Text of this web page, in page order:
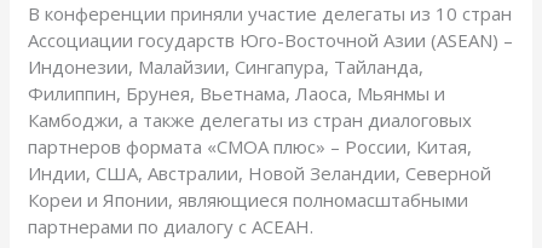
В конференции приняли участие делегаты из 10 стран
Ассоциации государств Юго-Восточной Азии (АSEАN) –
Индонезии, Малайзии, Сингапура, Тайланда,
Филиппин, Брунея, Вьетнама, Лаоса, Мьянмы и
Камбоджи, а также делегаты из стран диалоговых
партнеров формата «СМОА плюс» – России, Китая,
Индии, США, Австралии, Новой Зеландии, Северной
Кореи и Японии, являющиеся полномасштабными
партнерами по диалогу с АСЕАН.